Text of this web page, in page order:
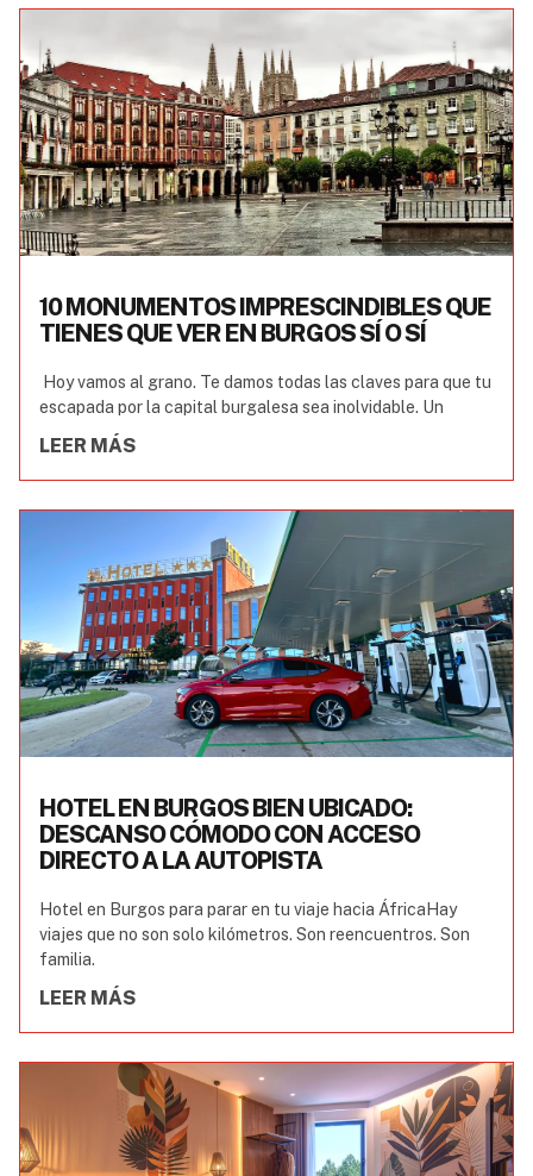
10 MONUMENTOS IMPRESCINDIBLES QUE
TIENES QUE VER EN BURGOS SÍ O SÍ
Hoy vamos al grano. Te damos todas las claves para que tu
escapada por la capital burgalesa sea inolvidable. Un
LEER MÁS
HOTEL EN BURGOS BIEN UBICADO:
DESCANSO CÓMODO CON ACCESO
DIRECTO A LA AUTOPISTA
Hotel en Burgos para parar en tu viaje hacia ÁfricaHay
viajes que no son solo kilómetros. Son reencuentros. Son
familia.
LEER MÁS